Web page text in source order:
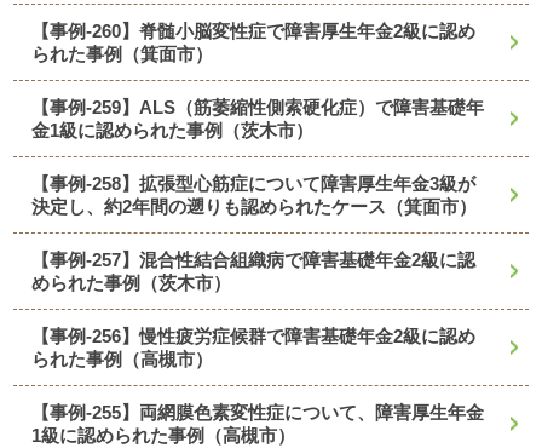
【事例-260】脊髄小脳変性症で障害厚生年金2級に認め
られた事例（箕面市）
【事例-259】ALS（筋萎縮性側索硬化症）で障害基礎年
金1級に認められた事例（茨木市）
【事例-258】拡張型心筋症について障害厚生年金3級が
決定し、約2年間の遡りも認められたケース（箕面市）
【事例-257】混合性結合組織病で障害基礎年金2級に認
められた事例（茨木市）
【事例-256】慢性疲労症候群で障害基礎年金2級に認め
られた事例（高槻市）
【事例-255】両網膜色素変性症について、障害厚生年金
1級に認められた事例（高槻市）